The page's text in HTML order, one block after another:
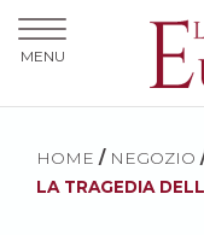
HOME / NEGOZIO
LA TRAGEDIA
MENU